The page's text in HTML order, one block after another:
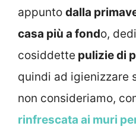
appunto dalla
casa più a fondo,
cosiddette pulizie di
quindi ad igienizzare
non consideriamo,
rinfrescata ai muri